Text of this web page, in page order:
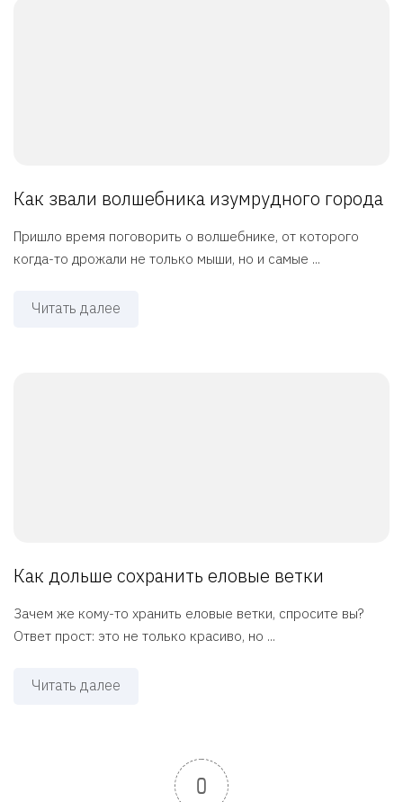
Как звали волшебника изумрудного города
Пришло время поговорить о волшебнике, от которого
когда-то дрожали не только мыши, но и самые ...
Читать далее
Как дольше сохранить еловые ветки
Зачем же кому-то хранить еловые ветки, спросите вы?
Ответ прост: это не только красиво, но ...
Читать далее
0